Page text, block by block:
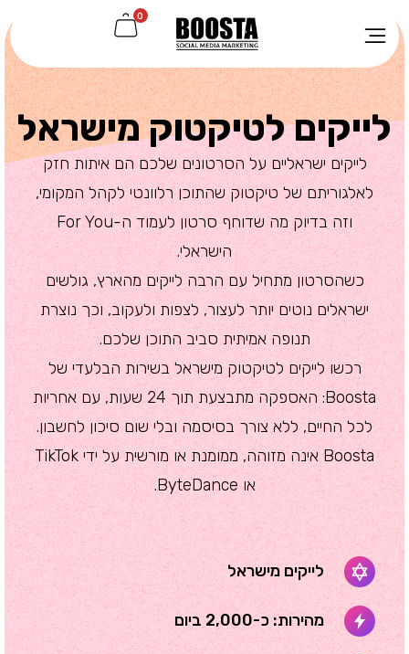
0
לייקים לטיקטוק מישראל
לייקים ישראליים על הסרטונים שלכם הם איתות חזק
לאלגוריתם של טיקטוק שהתוכן רלוונטי לקהל המקומי,
וזה בדיוק מה שדוחף סרטון לעמוד ה-For You
הישראלי.
כשהסרטון מתחיל עם הרבה לייקים מהארץ, גולשים
ישראלים נוטים יותר לעצור, לצפות ולעקוב, וכך נוצרת
תנופה אמיתית סביב התוכן שלכם.
רכשו לייקים לטיקטוק מישראל בשירות הבלעדי של
Boosta: האספקה מתבצעת תוך 24 שעות, עם אחריות
לכל החיים, ללא צורך בסיסמה ובלי שום סיכון לחשבון.
Boosta אינה מזוהה, ממומנת או מורשית על ידי TikTok
או ByteDance.
לייקים מישראל
מהירות: כ-2,000 ביום